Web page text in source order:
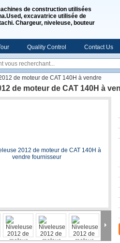
de construction utilisées
excavatrice utilisée de
Chargeur, niveleuse, bouteur
Quality Control Contact Us
de moteur de CAT 140H à vendre
de moteur de CAT 140H à